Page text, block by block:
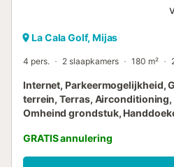
La Cala Golf, Mijas
4 pers. 2 slaapkamers 180 m²
Internet, Parkeermogelijkheid,
terrein, Terras, Airconditioning,
Omheind grondstuk,
GRATIS annulering